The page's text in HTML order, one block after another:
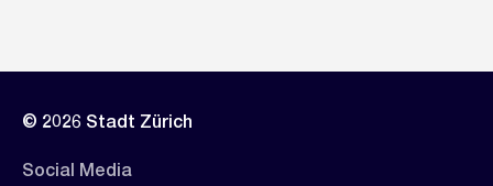
© 2026 Stadt Zürich
Social Media